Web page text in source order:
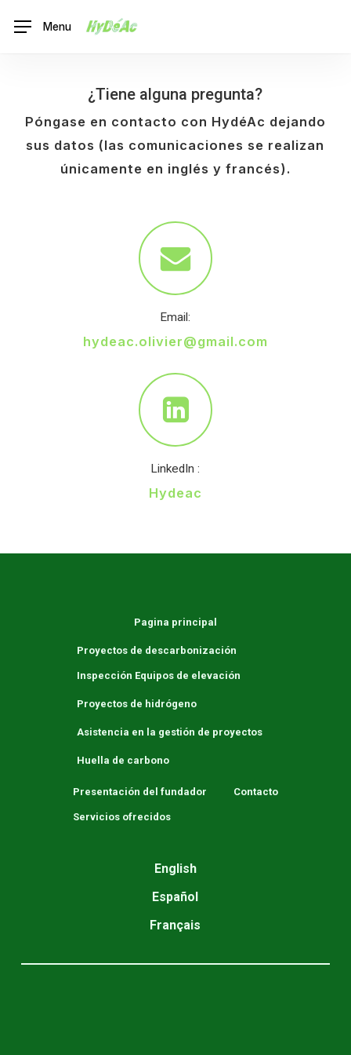
Menu
¿Tiene alguna pregunta?
Póngase en contacto con HydéAc dejando
sus datos (las comunicaciones se realizan
únicamente en inglés y francés).
Email:
hydeac.olivier@gmail.com
LinkedIn :
Hydeac
Pagina principal
Proyectos de descarbonización
Inspección Equipos de elevación
Proyectos de hidrógeno
Asistencia en la gestión de proyectos
Huella de carbono
Presentación del fundador
Servicios ofrecidos
Contacto
English
Español
Français